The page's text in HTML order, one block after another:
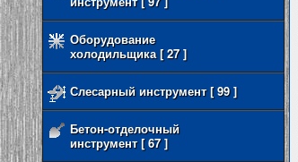
Оборудование
холодильщика [ 27 ]
Слесарный инструмент [ 99 ]
Бетон-отделочный
инструмент [ 67 ]